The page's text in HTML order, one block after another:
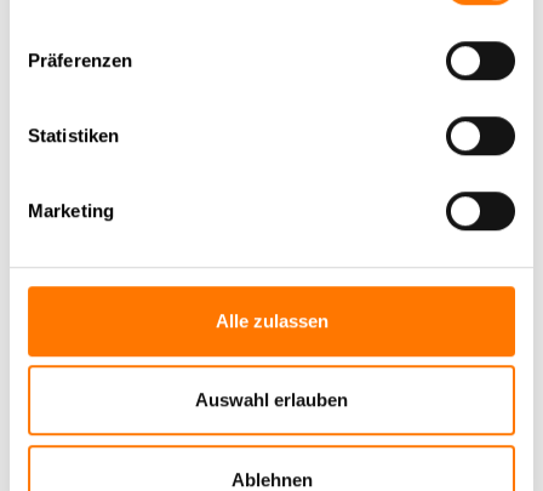
Präferenzen
Statistiken
Marketing
Alle zulassen
Auswahl erlauben
Ablehnen